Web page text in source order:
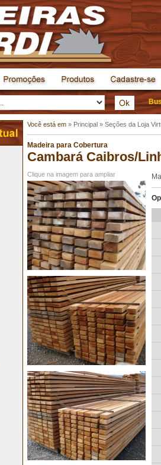
Você está em » Principal » Seções da Loja
Madeira para Cobertura
Cambará Caibros/
Clique na imagem para ampliar